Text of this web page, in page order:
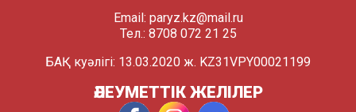
Email: paryz.kz@mail.ru
Тел.: 8708 072 21 25
БАҚ куәлігі: 13.03.2020 ж. KZ31VPY00021199
ӘЛЕУМЕТТІК ЖЕЛІЛЕР